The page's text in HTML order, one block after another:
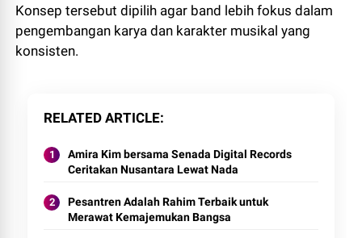
Konsep tersebut dipilih agar band lebih fokus dalam
pengembangan karya dan karakter musikal yang
konsisten.
RELATED ARTICLE
Amira Kim bersama Senada Digital Records
Ceritakan Nusantara Lewat Nada
Pesantren Adalah Rahim Terbaik untuk
Merawat Kemajemukan Bangsa